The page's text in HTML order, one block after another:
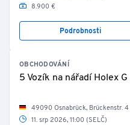
8.900 €
Podrobnosti
OBCHODOVÁNÍ
5 Vozík na nářadí Holex
49090 Osnabrück, Brückenstr. 4 - 6/
11. srp 2026, 11:00 (SELČ)